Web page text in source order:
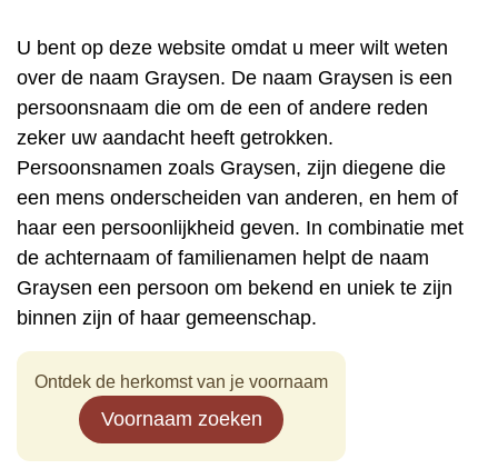
U bent op deze website omdat u meer wilt weten
over de naam Graysen. De naam Graysen is een
persoonsnaam die om de een of andere reden
zeker uw aandacht heeft getrokken.
Persoonsnamen zoals Graysen, zijn diegene die
een mens onderscheiden van anderen, en hem of
haar een persoonlijkheid geven. In combinatie met
de achternaam of familienamen helpt de naam
Graysen een persoon om bekend en uniek te zijn
binnen zijn of haar gemeenschap.
Ontdek de herkomst van je voornaam
Voornaam zoeken